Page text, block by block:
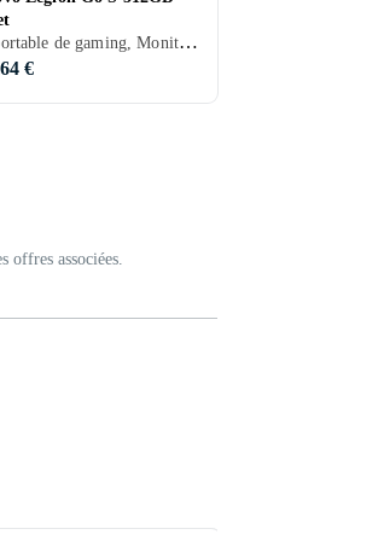
PC portable de gaming, Moniteur LCD
€
offres associées.